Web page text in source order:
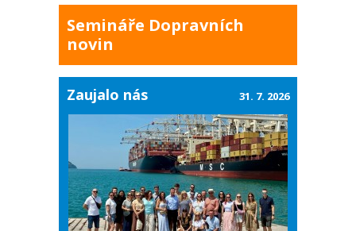
Semináře Dopravních
novin
Zaujalo nás 31. 7. 2026